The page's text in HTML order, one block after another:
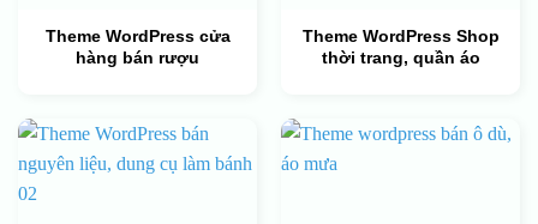
Theme WordPress cửa
hàng bán rượu
Theme WordPress Shop
thời trang, quần áo